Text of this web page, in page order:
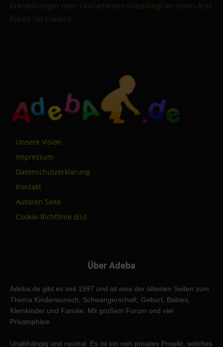
Erkrankungen oder Unklarheiten unbedingt an einen Arzt
Eures Vertrauens.
Unsere Vision
Impressum
Datenschutzerklärung
Kontakt
Autoren Seite
Cookie-Richtlinie (EU)
Über Adeba
Adeba.de gibt es seit 1997 und ist eine der ältesten Seiten zum
Thema Kinderwunsch, Schwangerschaft, Geburt, Babies,
Kleinkinder und Familie. Mit großem Forum und viel
Privatsphäre.
Unabhängig und neutral. Es ist ein rein privates Projekt, welches